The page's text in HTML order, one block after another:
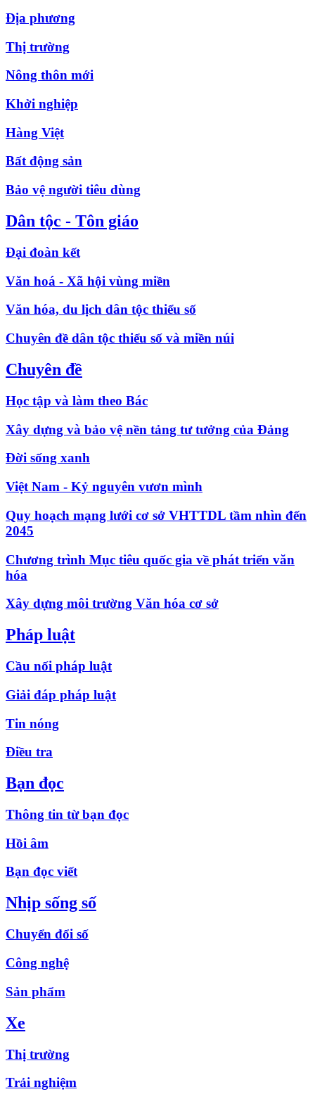
Địa phương
Thị trường
Nông thôn mới
Khởi nghiệp
Hàng Việt
Bất động sản
Bảo vệ người tiêu dùng
Dân tộc - Tôn giáo
Đại đoàn kết
Văn hoá - Xã hội vùng miền
Văn hóa, du lịch dân tộc thiểu số
Chuyên đề dân tộc thiểu số và miền núi
Chuyên đề
Học tập và làm theo Bác
Xây dựng và bảo vệ nền tảng tư tưởng của Đảng
Đời sống xanh
Việt Nam - Kỷ nguyên vươn mình
Quy hoạch mạng lưới cơ sở VHTTDL tầm nhìn đến
2045
Chương trình Mục tiêu quốc gia về phát triển văn
hóa
Xây dựng môi trường Văn hóa cơ sở
Pháp luật
Cầu nối pháp luật
Giải đáp pháp luật
Tin nóng
Điều tra
Bạn đọc
Thông tin từ bạn đọc
Hồi âm
Bạn đọc viết
Nhịp sống số
Chuyển đổi số
Công nghệ
Sản phẩm
Xe
Thị trường
Trải nghiệm